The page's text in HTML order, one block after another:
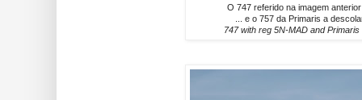
O 747 referido na imagem
... e o 757 da Primaris a
747 with reg 5N-MAD and